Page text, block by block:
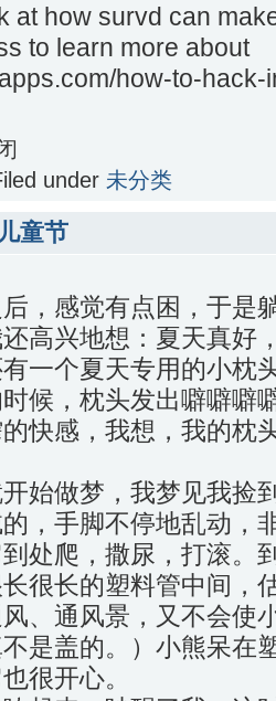
at how survd can
to learn more about
how-to-
under 未分类
童节
，感觉有点困，于是
高兴地想：夏天真好
一个夏天专用的小枕
候，枕头发出噼噼噼
快感，我想，我的枕
始做梦，我梦见我捡
，手脚不停地乱动，
处爬，撒尿，打滚。
很长的塑料管中间，
、通风景，又不会使
是盖的。）小熊呆在
很开心。